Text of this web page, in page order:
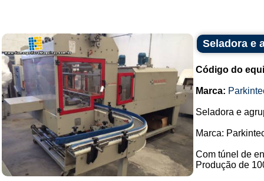
Seladora e
Código do
Marca:
Seladora e
Marca:
Com túnel de
Produção de